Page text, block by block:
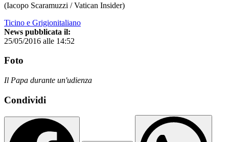
(Iacopo Scaramuzzi / Vatican Insider)
Ticino e Grigionitaliano
News pubblicata il:
25/05/2016 alle 14:52
Foto
Il Papa durante un'udienza
Condividi